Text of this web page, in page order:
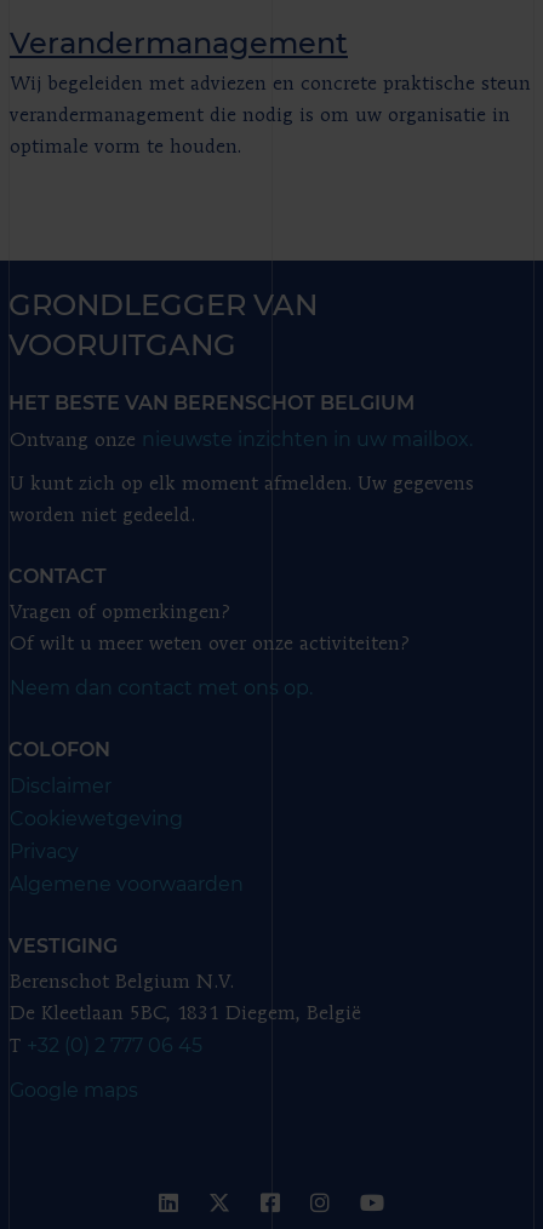
Verandermanagement
Wij begeleiden met adviezen en concrete praktische steun
verandermanagement die nodig is om uw organisatie in
optimale vorm te houden.
GRONDLEGGER VAN
VOORUITGANG
HET BESTE VAN BERENSCHOT BELGIUM
Ontvang onze nieuwste inzichten in uw mailbox.
U kunt zich op elk moment afmelden. Uw gegevens
worden niet gedeeld.
CONTACT
Vragen of opmerkingen?
Of wilt u meer weten over onze activiteiten?
Neem dan contact met ons op.
COLOFON
Disclaimer
Cookiewetgeving
Privacy
Algemene voorwaarden
VESTIGING
Berenschot Belgium N.V.
De Kleetlaan 5BC, 1831 Diegem, België
T +32 (0) 2 777 06 45
Google maps